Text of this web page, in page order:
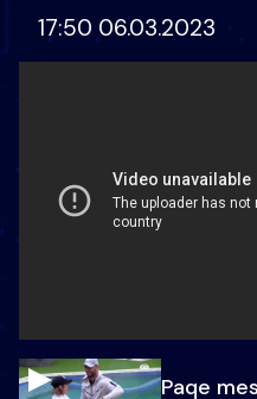
17:50 06.03.2023
Paqe